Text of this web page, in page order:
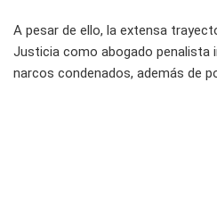
A pesar de ello, la extensa
Justicia como abogado penalista
narcos condenados, además de